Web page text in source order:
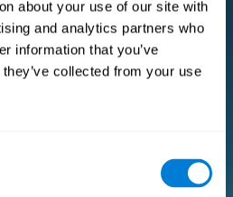
about your use of our site with
and analytics partners who
information that you’ve
collected from your use
اشتراك Pro Premium
أضف شعارك